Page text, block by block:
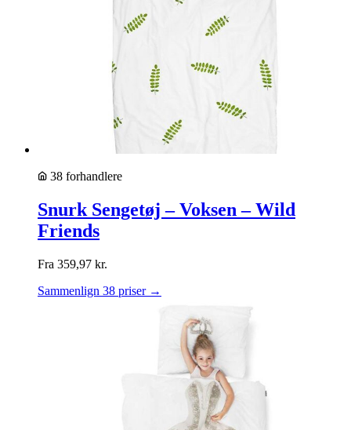
38 forhandlere
Snurk Sengetøj – Voksen – Wild
Friends
Fra 359,97 kr.
Sammenlign 38 priser →